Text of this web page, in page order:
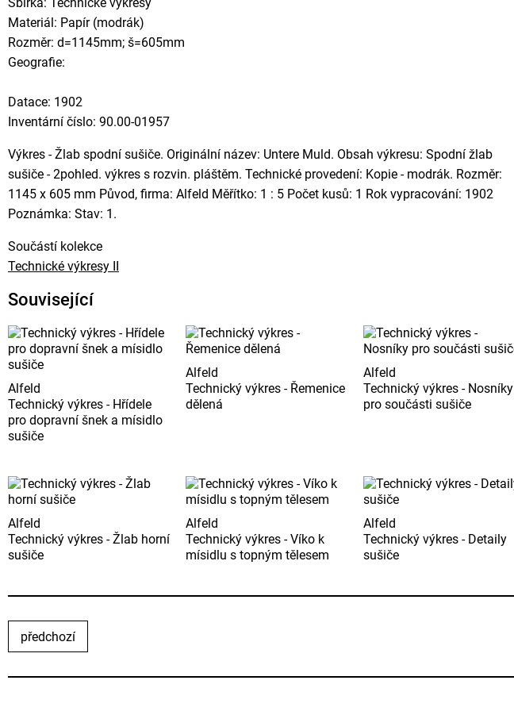
Materiál: Papír (modrák)
Rozměr: d=1145mm; š=605mm
Geografie:
Datace: 1902
Inventární číslo: 90.00-01957
Výkres - Žlab spodní sušiče. Originální název: Untere Muld. Obsah výkresu: Spodní žlab
sušiče - 2pohled. výkres s rozvin. pláštěm. Technické provedení: Kopie - modrák. Rozměr:
1145 x 605 mm Původ, firma: Alfeld Měřítko: 1 : 5 Počet kusů: 1 Rok vypracování: 1902
Poznámka: Stav: 1.
Součástí kolekce
Technické výkresy II
Související
Alfeld
Technický výkres - Hřídele
pro dopravní šnek a mísidlo
sušiče
Alfeld
Technický výkres - Řemenice
dělená
Alfeld
Technický výkres - Nosníky
pro součásti sušiče
Alfeld
Technický výkres - Žlab horní
sušiče
Alfeld
Technický výkres - Víko k
mísidlu s topným tělesem
Alfeld
Technický výkres - Detaily
sušiče
předchozí